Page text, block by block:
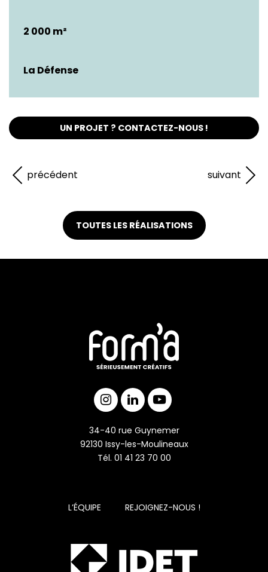
2 000 m²
La Défense
UN PROJET ? CONTACTEZ-NOUS !
précédent suivant
TOUTES LES RÉALISATIONS
34-40 rue Guynemer
92130 Issy-les-Moulineaux
Tél. 01 41 23 70 00
L’ÉQUIPE REJOIGNEZ-NOUS !